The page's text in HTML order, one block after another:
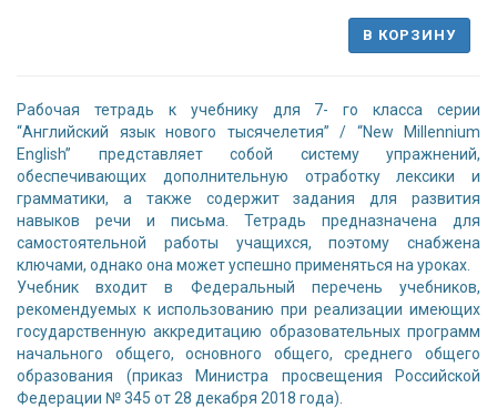
В КОРЗИНУ
Рабочая тетрадь к учебнику для 7- го класса серии
“Английский язык нового тысячелетия” / “New Millennium
English” представляет собой систему упражнений,
обеспечивающих дополнительную отработку лексики и
грамматики, а также содержит задания для развития
навыков речи и письма. Тетрадь предназначена для
самостоятельной работы учащихся, поэтому снабжена
ключами, однако она может успешно применяться на уроках.
Учебник входит в Федеральный перечень учебников,
рекомендуемых к использованию при реализации имеющих
государственную аккредитацию образовательных программ
начального общего, основного общего, среднего общего
образования (приказ Министра просвещения Российской
Федерации № 345 от 28 декабря 2018 года).